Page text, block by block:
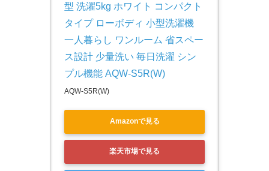
型 洗濯5kg ホワイト コンパクト
タイプ ローボディ 小型洗濯機
一人暮らし ワンルーム 省スペー
ス設計 少量洗い 毎日洗濯 シン
プル機能 AQW-S5R(W)
AQW-S5R(W)
Amazonで見る
楽天市場で見る